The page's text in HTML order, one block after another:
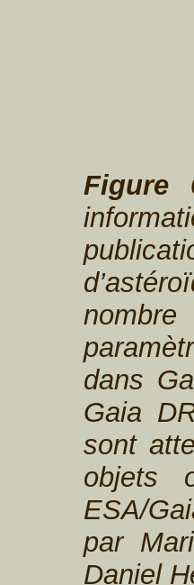
Figure
dans
Gaia
sont
objets
ESA/
par
Daniel